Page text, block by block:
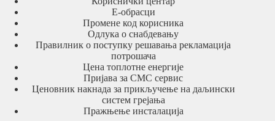
Е-обрасци
Промене код корисника
Одлука о снабдевању
Правилник о поступку решавања рекламација
потрошача
Цена топлотне енергије
Пријава за СМС сервис
Ценовник накнада за прикључење на даљински
систем грејања
Пражњење инсталација